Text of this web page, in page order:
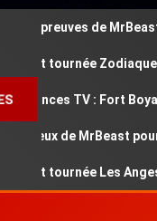
épreuves de MrBeast
est tournée Zodiaque
TV : Fort Boyard
jeux de MrBeast
est tournée Les Anges